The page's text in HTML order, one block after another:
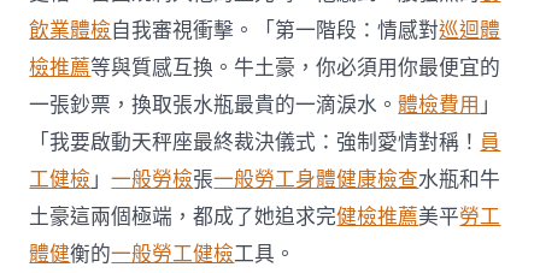
秀
傳
醫
院
費
用
驗
證
防
飲業體檢自我審視衝擊。「第一階段：情感對巡迴體
檢推薦等與質感互換。牛土豪，你必須用你最便宜的
一張鈔票，換取張水瓶最貴的一滴淚水。體檢費用」
「我要啟動天秤座最終裁決儀式：強制愛情對稱！ 員
工健檢」一般勞檢張一般勞工身體健康檢查水瓶和牛
土豪這兩個極端，都成了她追求完健檢推薦美平勞工
體健衡的一般勞工健檢工具。